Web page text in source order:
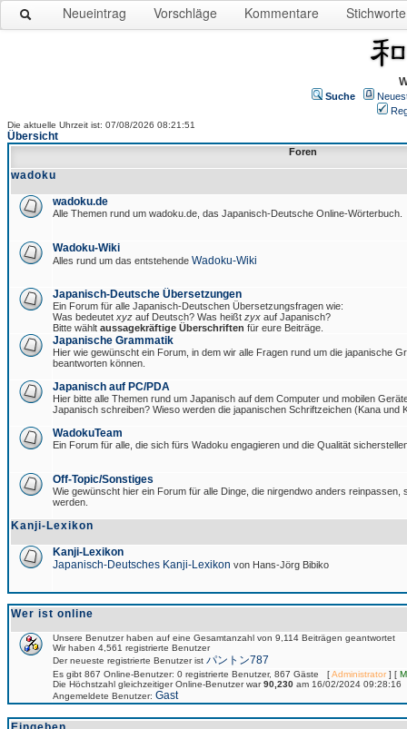
Neueintrag Vorschläge Kommentare Stichworte
Suche
Die aktuelle Uhrzeit ist: 07/08/2026 08:21:51
Übersicht
Foren
wadoku
wadoku.de
Alle Themen rund um wadoku.de, das Japanisch-Deutsche Online-Wörterbuch.
Wadoku-Wiki
Alles rund um das entstehende Wadoku-Wiki
Japanisch-Deutsche Übersetzungen
Ein Forum für alle Japanisch-Deutschen Übersetzungsfragen wie:
Was bedeutet xyz auf Deutsch? Was heißt zyx auf Japanisch?
Bitte wählt aussagekräftige Überschriften für eure Beiträge.
Japanische Grammatik
Hier wie gewünscht ein Forum, in dem wir alle Fragen rund um die japanische
beantworten können.
Japanisch auf PC/PDA
Hier bitte alle Themen rund um Japanisch auf dem Computer und mobilen
Japanisch schreiben? Wieso werden die japanischen Schriftzeichen (Kana und
WadokuTeam
Ein Forum für alle, die sich fürs Wadoku engagieren und die Qualität
Off-Topic/Sonstiges
Wie gewünscht hier ein Forum für alle Dinge, die nirgendwo anders reinpassen,
werden.
Kanji-Lexikon
Kanji-Lexikon
Japanisch-Deutsches Kanji-Lexikon von Hans-Jörg Bibiko
Wer ist online
Unsere Benutzer haben auf eine Gesamtanzahl von 9,114 Beiträgen geantwortet
Wir haben 4,561 registrierte Benutzer
Der neueste registrierte Benutzer ist パントン787
Es gibt 867 Online-Benutzer: 0 registrierte Benutzer, 867 Gäste [Administrator] [
Die Höchstzahl gleichzeitiger Online-Benutzer war90,230 am 16/02/2024 09:28:16
Angemeldete Benutzer: Gast